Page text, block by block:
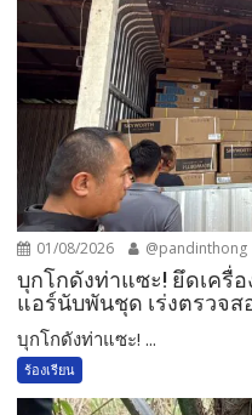
01/08/2026 @pandinthong
บุกโกดังท่าแซะ! ยึดเครื่
แอร์นับพันชุด เร่งตรวจส
บุกโกดังท่าแซะ! ...
ร้องเรียน